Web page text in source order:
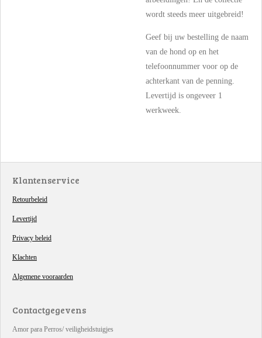
wordt steeds meer uitgebreid!
Geef bij uw bestelling de naam
van de hond op en het
telefoonnummer voor op de
achterkant van de penning.
Levertijd is ongeveer 1
werkweek.
Klantenservice
Retourbeleid
Levertijd
Privacy beleid
Klachten
Algemene vooraarden
Contactgegevens
Amor para Perros/ veiligheidstuigjes